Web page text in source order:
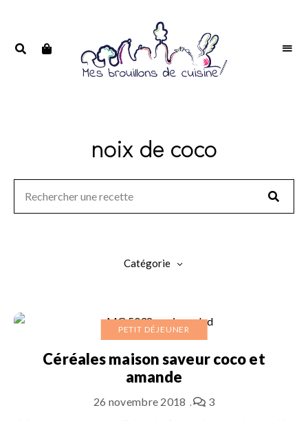
noix de coco
Catégorie
PETIT DÉJEUNER
Céréales maison saveur coco et
amande
26 novembre 2018 3